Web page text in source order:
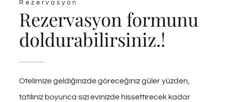
Rezervasyon
Rezervasyon formunu
doldurabilirsiniz.!
Otelimize geldiğinizde göreceğiniz güler yüzden,
tatiliniz boyunca sizi evinizde hissettirecek kadar